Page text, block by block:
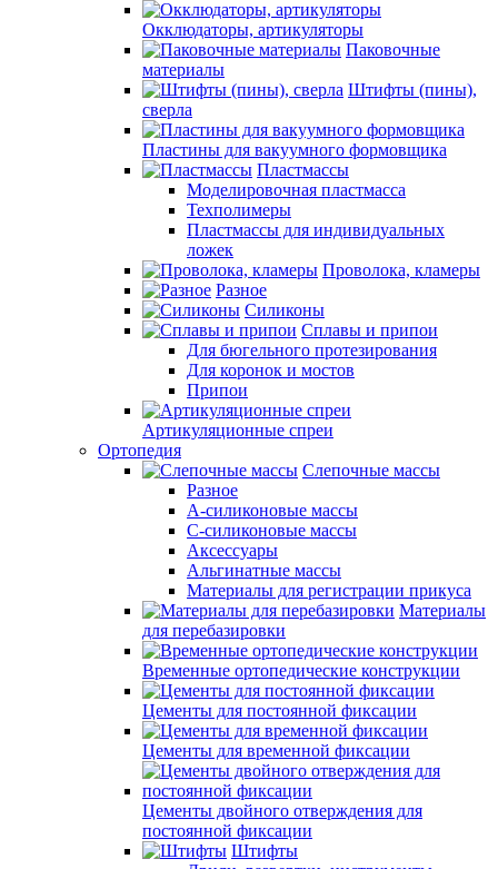
Окклюдаторы, артикуляторы
Паковочные
материалы
Штифты (пины),
сверла
Пластины для вакуумного формовщика
Пластмассы
Моделировочная пластмасса
Техполимеры
Пластмассы для индивидуальных
ложек
Проволока, кламеры
Разное
Силиконы
Сплавы и припои
Для бюгельного протезирования
Для коронок и мостов
Припои
Артикуляционные спреи
Ортопедия
Слепочные массы
Разное
А-силиконовые массы
С-силиконовые массы
Аксессуары
Альгинатные массы
Материалы для регистрации прикуса
Материалы
для перебазировки
Временные ортопедические конструкции
Цементы для постоянной фиксации
Цементы для временной фиксации
Цементы двойного отверждения для
постоянной фиксации
Штифты